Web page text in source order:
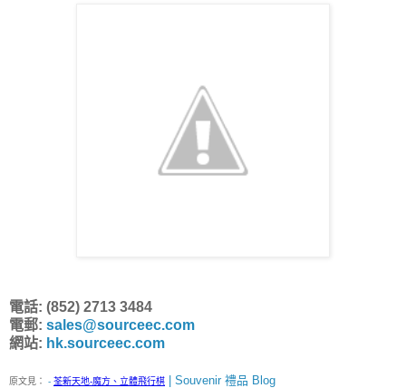
電話: (852) 2713 3484
電郵: sales@sourceec.com
網站: hk.sourceec.com
原文見： - 荃新天地-魔方、立體飛行棋 | Souvenir 禮品 Blog